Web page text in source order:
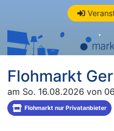
Flohmarkt
am So. 16.08.2026 von
Flohmarkt nur Privatanbieter